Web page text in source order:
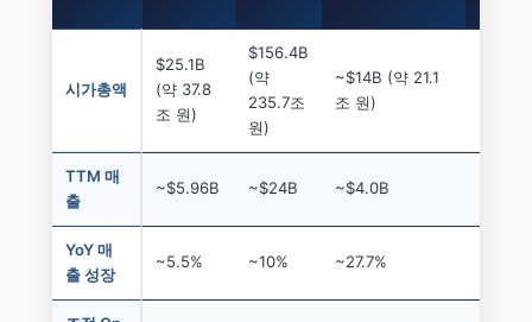
시가총액
$25.1B
(약 37.8
조 원)
$156.4B
(약
235.7조
원)
~$14B (약 21.1
조 원)
TTM 매
출
~$5.96B ~$24B ~$4.0B
YoY 매
출 성장
~5.5% ~10% ~27.7%